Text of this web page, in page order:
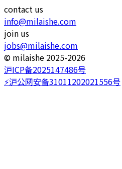
contact us
info@milaishe.com
join us
jobs@milaishe.com
©️ milaishe 2025-2026
沪ICP备2025147486号
⚡️沪公网安备31011202021556号